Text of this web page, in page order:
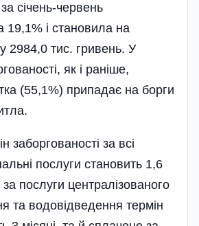
січень-червень
і становила на
2984,0 тис. гривень. У
як і раніше,
(55,1%) припадає на борги
заборгованості за всі
послуги становить 1,6
послуги централізованого
та водовідведення термін